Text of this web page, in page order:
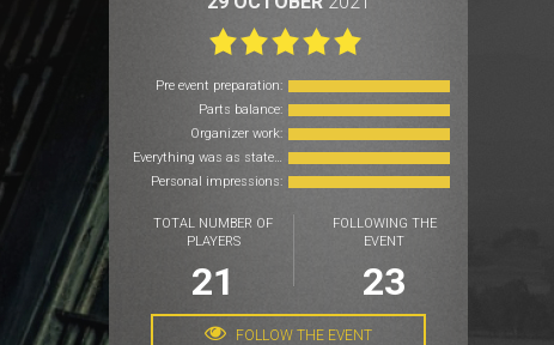
Pre event preparation:
Parts balance:
Organizer work:
Everything was as stated:
Personal impressions:
TOTAL NUMBER OF
PLAYERS
21
FOLLOWING THE
EVENT
23
FOLLOW THE EVENT